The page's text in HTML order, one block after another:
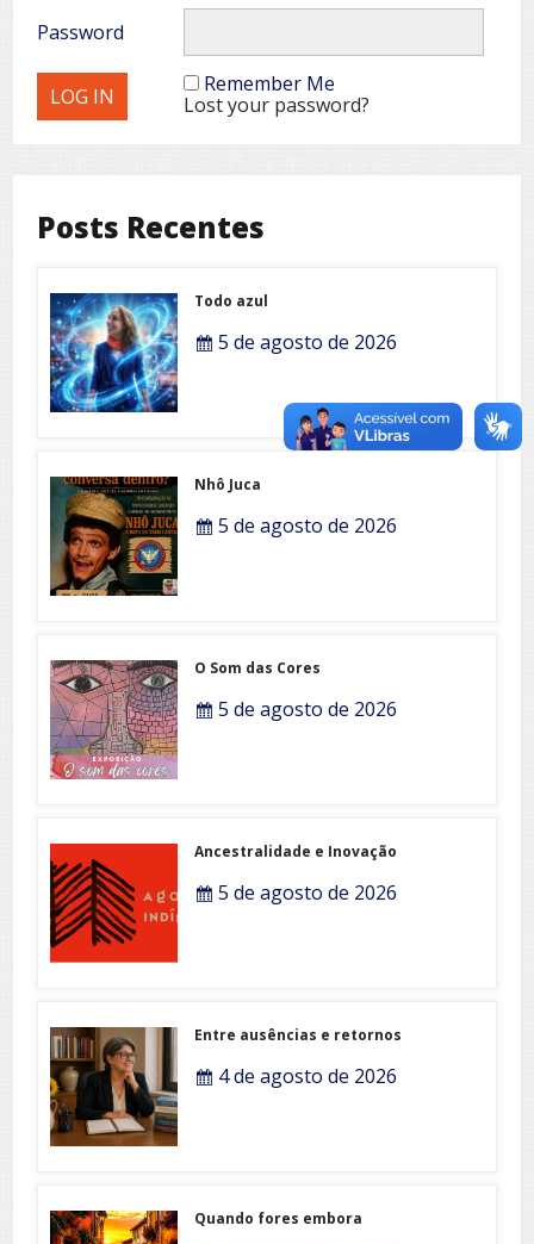
Password
Remember Me
Lost your password?
Posts Recentes
Todo azul
5 de agosto de 2026
Nhô Juca
5 de agosto de 2026
O Som das Cores
5 de agosto de 2026
Ancestralidade e Inovação
5 de agosto de 2026
Entre ausências e retornos
4 de agosto de 2026
Quando fores embora